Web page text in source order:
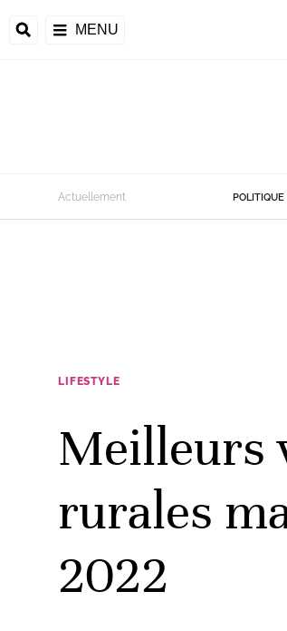
MENU
Actuellement POLITIQUE
LIFESTYLE
Meilleurs
rurales
2022